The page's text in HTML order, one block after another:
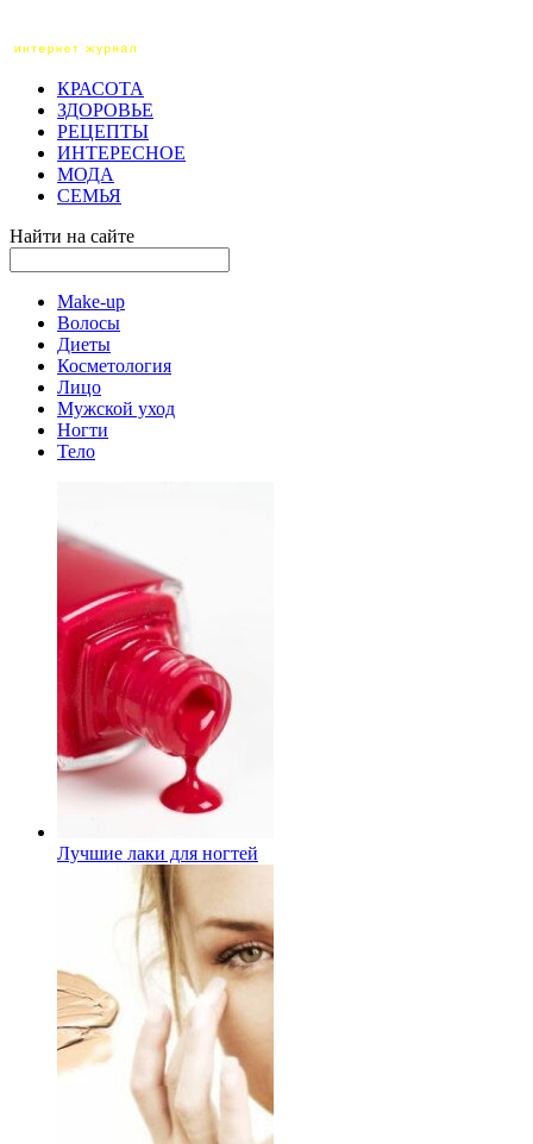
КРАСОТА
ЗДОРОВЬЕ
РЕЦЕПТЫ
ИНТЕРЕСНОЕ
МОДА
СЕМЬЯ
Найти на сайте
Make-up
Волосы
Диеты
Косметология
Лицо
Мужской уход
Ногти
Тело
Лучшие лаки для ногтей